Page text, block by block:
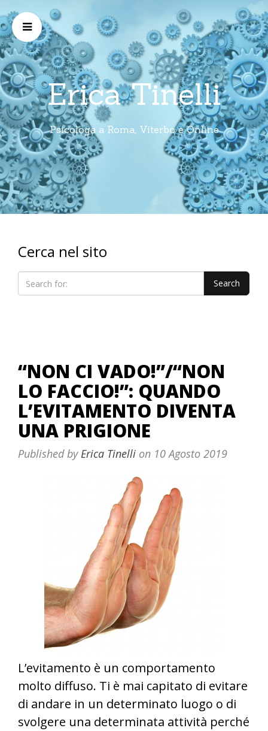
Erica Tinelli
Psicologa a Roma, Viterbo e Online
Cerca nel sito
“NON CI VADO!”/“NON
LO FACCIO!”: QUANDO
L’EVITAMENTO DIVENTA
UNA PRIGIONE
Published byErica Tinelli on 10 Agosto 2019
L’evitamento è un comportamento
molto diffuso. Ti è mai capitato di evitare
di andare in un determinato luogo o di
svolgere una determinata attività perché